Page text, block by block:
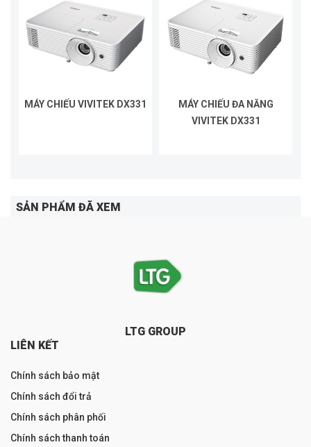
MÁY CHIẾU VIVITEK DX331
MÁY CHIẾU ĐA NĂNG
VIVITEK DX331
SẢN PHẨM ĐÃ XEM
LTG GROUP
LIÊN KẾT
Chính sách bảo mật
Chính sách đổi trả
Chính sách phân phối
Chính sách thanh toán